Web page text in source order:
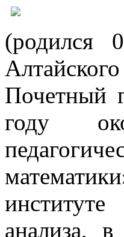
(родился
Почетный
году
анализа,